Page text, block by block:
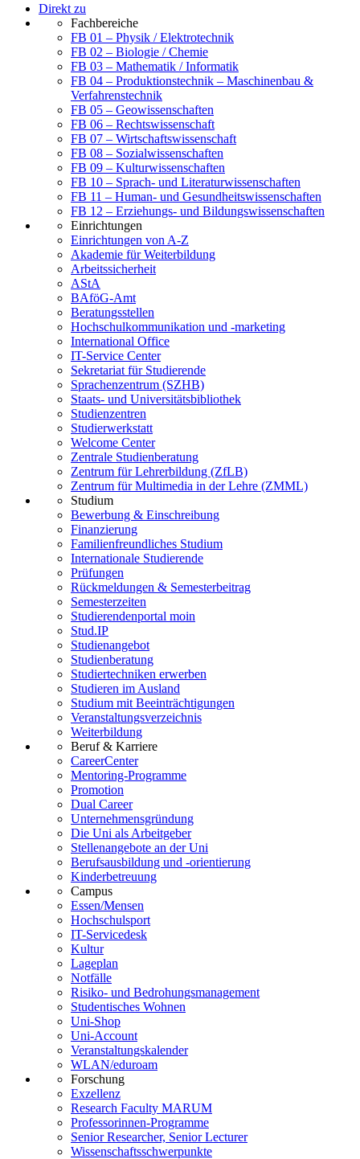
Direkt zu
Fachbereiche
FB 01 – Physik / Elektrotechnik
FB 02 – Biologie / Chemie
FB 03 – Mathematik / Informatik
FB 04 – Produktionstechnik – Maschinenbau &
Verfahrenstechnik
FB 05 – Geowissenschaften
FB 06 – Rechtswissenschaft
FB 07 – Wirtschaftswissenschaft
FB 08 – Sozialwissenschaften
FB 09 – Kulturwissenschaften
FB 10 – Sprach- und Literaturwissenschaften
FB 11 – Human- und Gesundheitswissenschaften
FB 12 – Erziehungs- und Bildungswissenschaften
Einrichtungen
Einrichtungen von A-Z
Akademie für Weiterbildung
Arbeitssicherheit
AStA
BAföG-Amt
Beratungsstellen
Hochschulkommunikation und -marketing
International Office
IT-Service Center
Sekretariat für Studierende
Sprachenzentrum (SZHB)
Staats- und Universitätsbibliothek
Studienzentren
Studierwerkstatt
Welcome Center
Zentrale Studienberatung
Zentrum für Lehrerbildung (ZfLB)
Zentrum für Multimedia in der Lehre (ZMML)
Studium
Bewerbung & Einschreibung
Finanzierung
Familienfreundliches Studium
Internationale Studierende
Prüfungen
Rückmeldungen & Semesterbeitrag
Semesterzeiten
Studierendenportal moin
Stud.IP
Studienangebot
Studienberatung
Studiertechniken erwerben
Studieren im Ausland
Studium mit Beeinträchtigungen
Veranstaltungsverzeichnis
Weiterbildung
Beruf & Karriere
CareerCenter
Mentoring-Programme
Promotion
Dual Career
Unternehmensgründung
Die Uni als Arbeitgeber
Stellenangebote an der Uni
Berufsausbildung und -orientierung
Kinderbetreuung
Campus
Essen/Mensen
Hochschulsport
IT-Servicedesk
Kultur
Lageplan
Notfälle
Risiko- und Bedrohungsmanagement
Studentisches Wohnen
Uni-Shop
Uni-Account
Veranstaltungskalender
WLAN/eduroam
Forschung
Exzellenz
Research Faculty MARUM
Professorinnen-Programme
Senior Researcher, Senior Lecturer
Wissenschaftsschwerpunkte